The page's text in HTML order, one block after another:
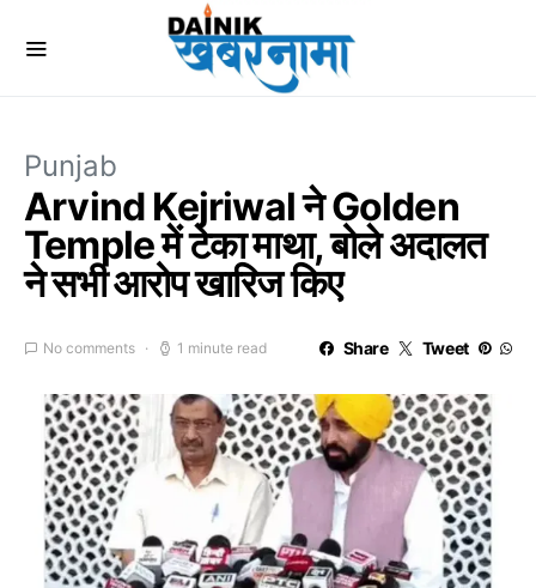
Punjab
Arvind Kejriwal ने Golden
Temple में टेका माथा, बोले अदालत
ने सभी आरोप खारिज किए
No comments 1 minute read Share Tweet